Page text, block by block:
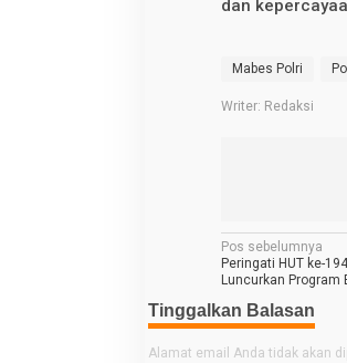
dan
Mabes Polri
Writer: Redaksi
N
a
v
i
Pos sebelumnya
Peringati HUT ke-
Luncurkan Program
Tinggalkan Balasan
Alamat email Anda tidak akan